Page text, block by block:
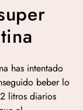
has intentado
beber lo
litros diarios